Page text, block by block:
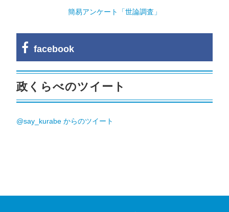
簡易アンケート「世論調査」
facebook
政くらべのツイート
@say_kurabe からのツイート